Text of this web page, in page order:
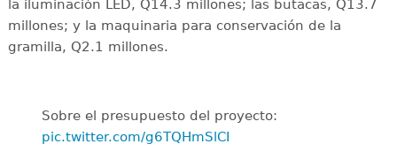
la iluminación LED, Q14.3 millones; las butacas, Q13.7
millones; y la maquinaria para conservación de la
gramilla, Q2.1 millones.
Sobre el presupuesto del proyecto:
pic.twitter.com/g6TQHmSlCI